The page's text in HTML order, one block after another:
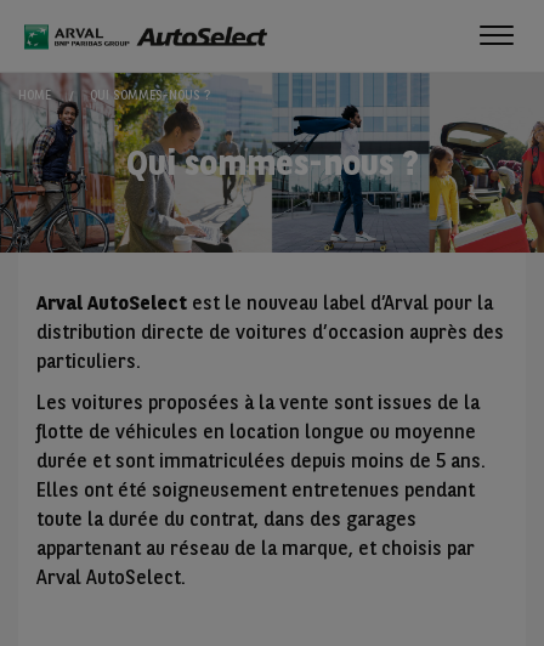
HOME QUI SOMMES-NOUS ?
Qui sommes-nous ?
Arval AutoSelect est le nouveau label d’Arval pour la
distribution directe de voitures d’occasion auprès des
particuliers.
Les voitures proposées à la vente sont issues de la
flotte de véhicules en location longue ou moyenne
durée et sont immatriculées depuis moins de 5 ans.
Elles ont été soigneusement entretenues pendant
toute la durée du contrat, dans des garages
appartenant au réseau de la marque, et choisis par
Arval AutoSelect.